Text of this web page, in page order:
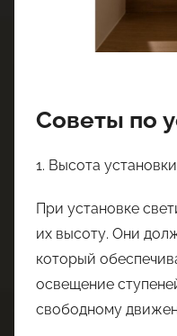
Советы по
1. Высота установки
При установке
их высоту. Они
который
освещение
свободному